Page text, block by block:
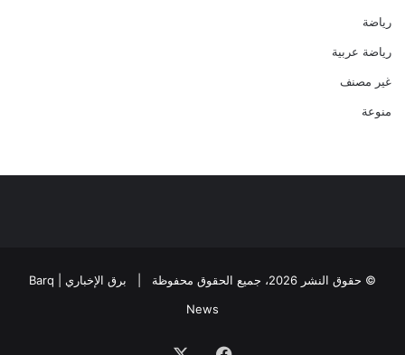
رياضة
رياضة عربية
غير مصنف
منوعة
© حقوق النشر 2026، جميع الحقوق محفوظة |
برق الإخباري | Barq
News